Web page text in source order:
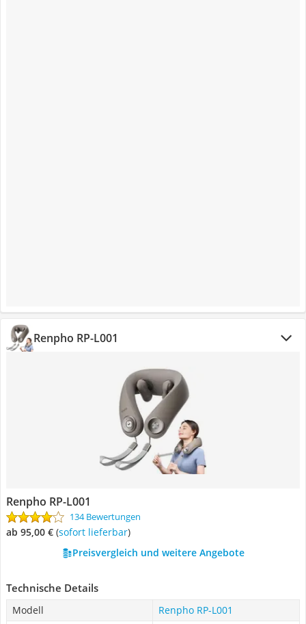
Renpho RP-L001
Renpho RP-L001
134 Bewertungen
ab 95,00 € ( Sofort lieferbar)
Preisvergleich und weitere Angebote
Technische Details
Modell
Renpho RP-L001